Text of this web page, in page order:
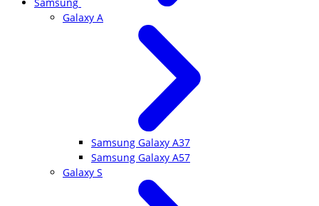
Galaxy A
Samsung Galaxy A37
Samsung Galaxy A57
Galaxy S